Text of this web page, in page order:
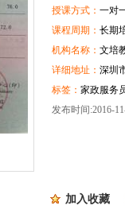
授课方式： 一对
课程周期： 长期
机构名称： 文培
详细地址： 深圳
标签： 家政服务
发布时间:2016-
加入收藏